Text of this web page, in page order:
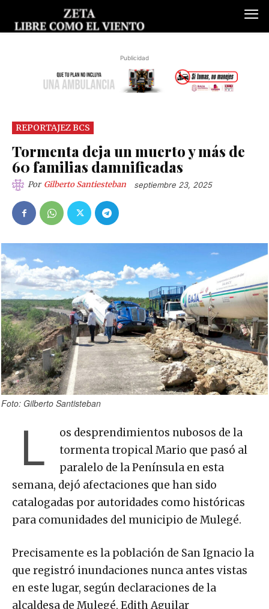
Publicidad
REPORTAJEZ BCS
Tormenta deja un muerto y más de
60 familias damnificadas
Por Gilberto Santiesteban septiembre 23, 2025
Foto: Gilberto Santisteban
L
os desprendimientos nubosos de la
tormenta tropical Mario que pasó al
paralelo de la Península en esta
semana, dejó afectaciones que han sido
catalogadas por autoridades como históricas
para comunidades del municipio de Mulegé.
Precisamente es la población de San Ignacio la
que registró inundaciones nunca antes vistas
en este lugar, según declaraciones de la
alcaldesa de Mulegé, Edith Aguilar